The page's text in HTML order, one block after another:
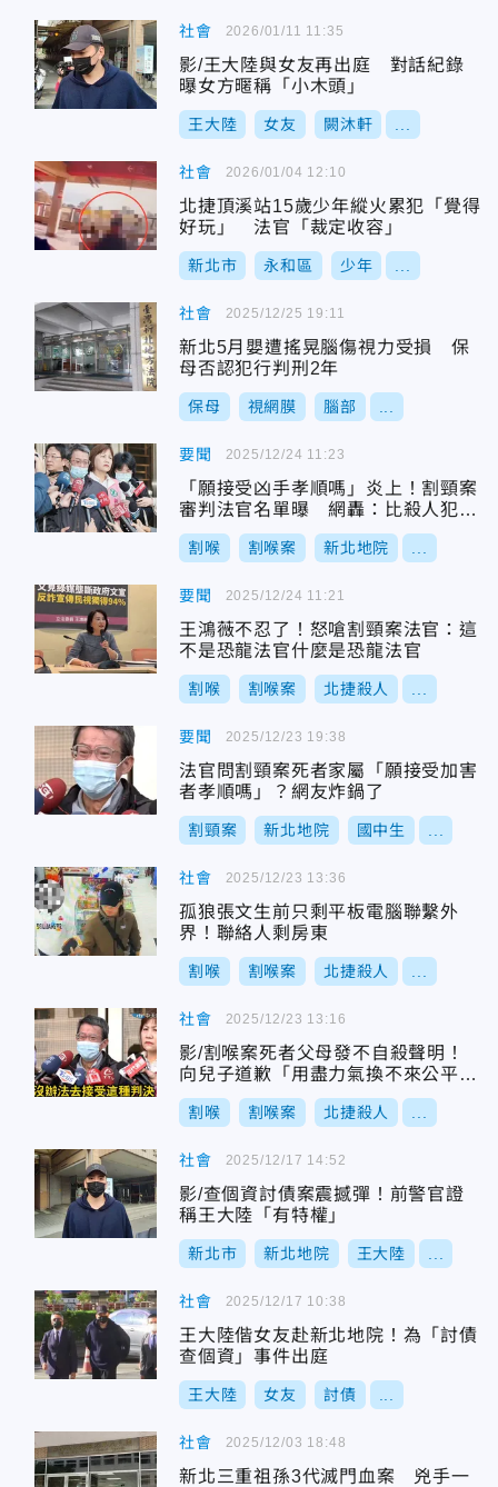
社會
影/王大陸與女友再出庭 對話紀錄
曝女方暱稱「小木頭」
王大陸 女友 闕沐軒
2026/01/11 11:35
社會
北捷頂溪站15歲少年縱火累犯「覺得
好玩」 法官「裁定收容」
新北市 永和區 少年
2026/01/04 12:10
社會
新北5月嬰遭搖晃腦傷視力受損 保
母否認犯行判刑2年
保母 視網膜 腦部
2025/12/25 19:11
要聞
「願接受凶手孝順嗎」炎上！割頸案
審判法官名單曝 網轟：比殺人犯還
狠
割喉 割喉案 新北地院
2025/12/24 11:23
要聞
王鴻薇不忍了！怒嗆割頸案法官：這
不是恐龍法官什麼是恐龍法官
割喉 割喉案 北捷殺人
2025/12/24 11:21
要聞
法官問割頸案死者家屬「願接受加害
者孝順嗎」？網友炸鍋了
割頸案 新北地院 國中生
2025/12/23 19:38
社會
孤狼張文生前只剩平板電腦聯繫外
界！聯絡人剩房東
割喉 割喉案 北捷殺人
2025/12/23 13:36
社會
影/割喉案死者父母發不自殺聲明！
向兒子道歉「用盡力氣換不來公平正
義」
割喉 割喉案 北捷殺人
2025/12/23 13:16
社會
影/查個資討債案震撼彈！前警官證
稱王大陸「有特權」
新北市 新北地院 王大陸
2025/12/17 14:52
社會
王大陸偕女友赴新北地院！為「討債
查個資」事件出庭
王大陸 女友 討債
2025/12/17 10:38
社會
新北三重祖孫3代滅門血案 兇手一
2025/12/03 18:48